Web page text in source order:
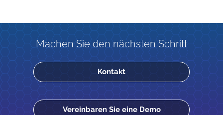
Machen Sie den nächsten Schritt
Kontakt
Vereinbaren Sie eine Demo